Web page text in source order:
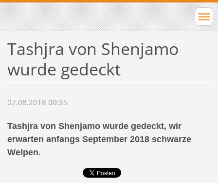
Tashjra von Shenjamo
wurde gedeckt
07.08.2018 00:35
Tashjra von Shenjamo wurde gedeckt, wir
erwarten anfangs September 2018 schwarze
Welpen.